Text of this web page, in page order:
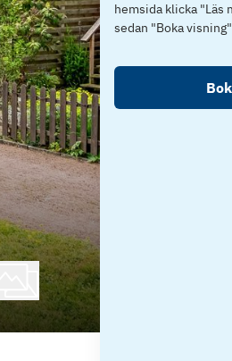
hemsida klicka "Läs
sedan "Boka visning"